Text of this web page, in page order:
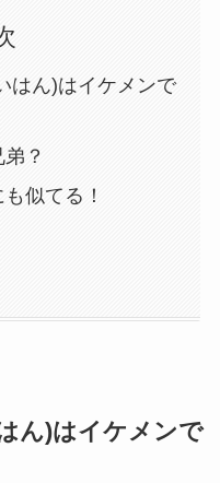
はん)はイケメンで
？
似てる！
ん)はイケメンで